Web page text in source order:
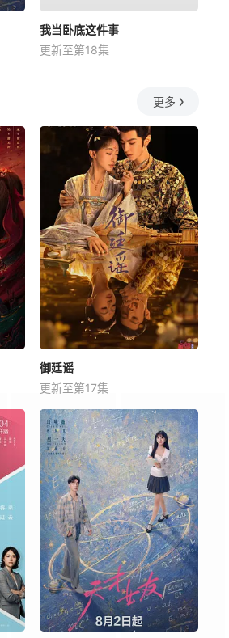
我当卧底这件事
更新至第18集
更多
御廷谣
更新至第17集